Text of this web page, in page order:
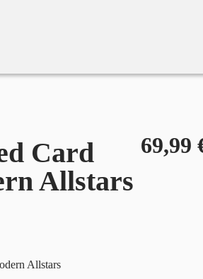
Card
Allstars
69,99
Allstars